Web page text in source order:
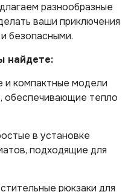
разнообразные
ваши приключения
безопасными.
найдете:
и компактные модели
обеспечивающие тепло
в установке
подходящие для
рюкзаки для